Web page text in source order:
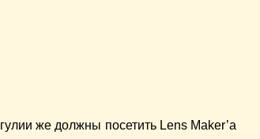
же должны посетить Lens Maker’а